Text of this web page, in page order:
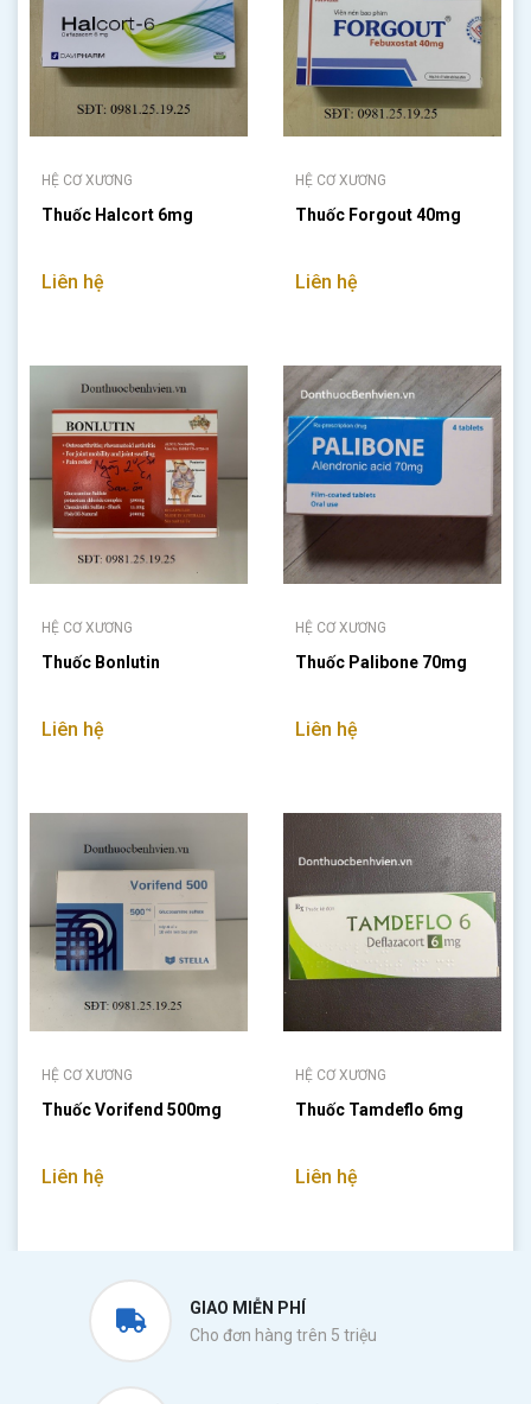
HỆ CƠ XƯƠNG
Thuốc Halcort 6mg
Liên hệ
HỆ CƠ XƯƠNG
Thuốc Forgout 40mg
Liên hệ
HỆ CƠ XƯƠNG
Thuốc Bonlutin
Liên hệ
HỆ CƠ XƯƠNG
Thuốc Palibone 70mg
Liên hệ
HỆ CƠ XƯƠNG
Thuốc Vorifend 500mg
Liên hệ
HỆ CƠ XƯƠNG
Thuốc Tamdeflo 6mg
Liên hệ
GIAO MIỄN PHÍ
Cho đơn hàng trên 5 triệu